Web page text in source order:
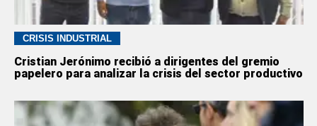
CRISIS INDUSTRIAL
Cristian Jerónimo recibió a dirigentes del gremio
papelero para analizar la crisis del sector productivo